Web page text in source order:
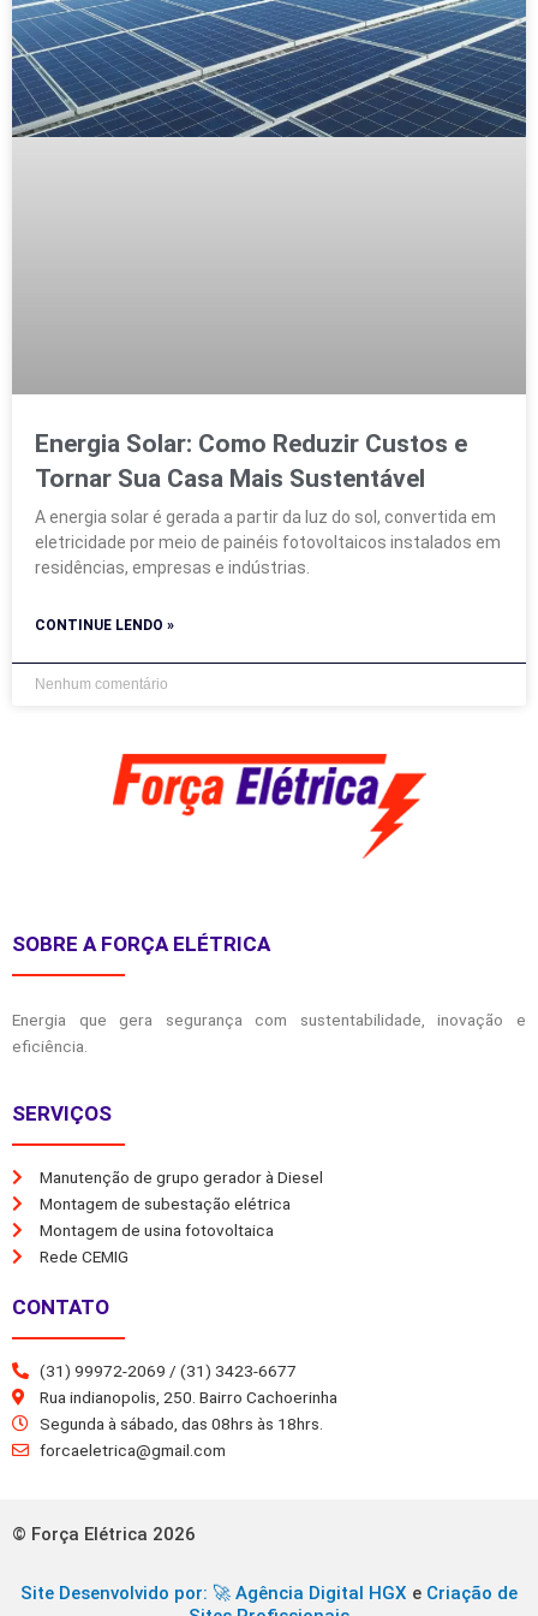
Energia Solar: Como Reduzir Custos e
Tornar Sua Casa Mais Sustentável
A energia solar é gerada a partir da luz do sol, convertida em
eletricidade por meio de painéis fotovoltaicos instalados em
residências, empresas e indústrias.
CONTINUE LENDO »
Nenhum comentário
SOBRE A FORÇA ELÉTRICA
Energia que gera segurança com sustentabilidade, inovação e
eficiência.
SERVIÇOS
Manutenção de grupo gerador à Diesel
Montagem de subestação elétrica
Montagem de usina fotovoltaica
Rede CEMIG
CONTATO
(31) 99972-2069 / (31) 3423-6677
Rua indianopolis, 250. Bairro Cachoerinha
Segunda à sábado, das 08hrs às 18hrs.
forcaeletrica@gmail.com
© Força Elétrica 2026
Site Desenvolvido por: 🚀 Agência Digital HGX e Criação de